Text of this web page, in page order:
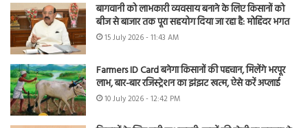
बागवानी को लाभकारी व्यवसाय बनाने के लिए किसानों को
बीज से बाजार तक पूरा सहयोग दिया जा रहा है: मोहिंदर भगत
15 July 2026 - 11:43 AM
Farmers ID Card बनेगा किसानों की पहचान, मिलेंगे भरपूर
लाभ, बार-बार रजिस्ट्रेशन का झंझट खत्म, ऐसे करें अप्लाई
10 July 2026 - 12:42 PM